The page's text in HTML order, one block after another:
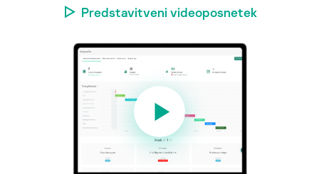
Predstavitveni videoposnetek